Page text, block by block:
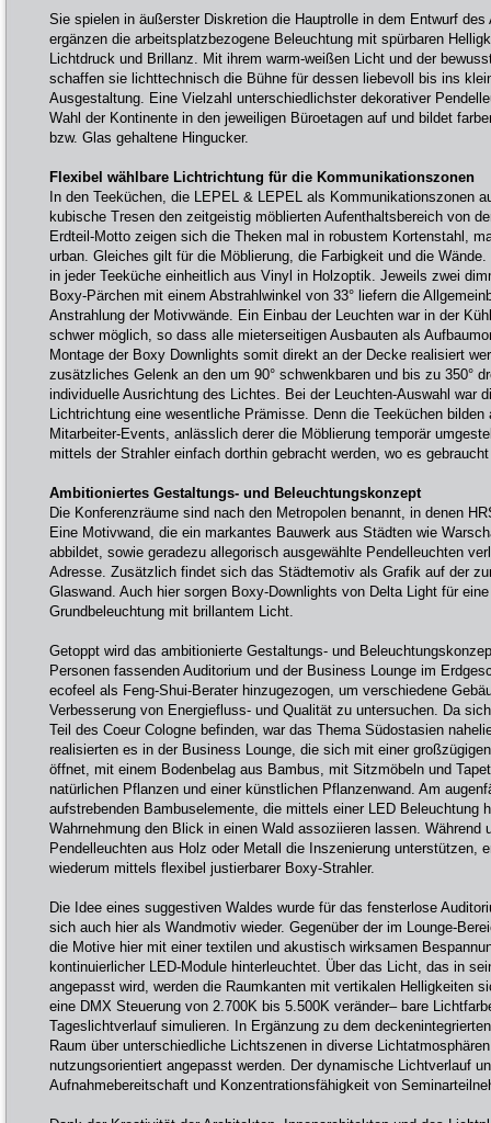
Sie spielen in äußerster Diskretion die Hauptrolle in dem Entwurf
ergänzen die arbeitsplatzbezogene Beleuchtung mit spürbaren
Lichtdruck und Brillanz. Mit ihrem warm-weißen Licht und der
schaffen sie lichttechnisch die Bühne für dessen liebevoll bis ins
Ausgestaltung. Eine Vielzahl unterschiedlichster dekorativer
Wahl der Kontinente in den jeweiligen Büroetagen auf und bildet
bzw. Glas gehaltene Hingucker.
Flexibel wählbare Lichtrichtung für die Kommunikationszonen
In den Teeküchen, die LEPEL & LEPEL als Kommunikationszonen
kubische Tresen den zeitgeistig möblierten Aufenthaltsbereich von
Erdteil-Motto zeigen sich die Theken mal in robustem Kortenstahl,
urban. Gleiches gilt für die Möblierung, die Farbigkeit und die
in jeder Teeküche einheitlich aus Vinyl in Holzoptik. Jeweils zwei
Boxy-Pärchen mit einem Abstrahlwinkel von 33° liefern die
Anstrahlung der Motivwände. Ein Einbau der Leuchten war in der
schwer möglich, so dass alle mieterseitigen Ausbauten als
Montage der Boxy Downlights somit direkt an der Decke realisiert
zusätzliches Gelenk an den um 90° schwenkbaren und bis zu 350°
individuelle Ausrichtung des Lichtes. Bei der Leuchten-Auswahl war
Lichtrichtung eine wesentliche Prämisse. Denn die Teeküchen
Mitarbeiter-Events, anlässlich derer die Möblierung temporär
mittels der Strahler einfach dorthin gebracht werden, wo es
Ambitioniertes Gestaltungs- und Beleuchtungskonzept
Die Konferenzräume sind nach den Metropolen benannt, in denen
Eine Motivwand, die ein markantes Bauwerk aus Städten wie
abbildet, sowie geradezu allegorisch ausgewählte Pendelleuchten
Adresse. Zusätzlich findet sich das Städtemotiv als Grafik auf der
Glaswand. Auch hier sorgen Boxy-Downlights von Delta Light für
Grundbeleuchtung mit brillantem Licht.
Getoppt wird das ambitionierte Gestaltungs- und
Personen fassenden Auditorium und der Business Lounge im
ecofeel als Feng-Shui-Berater hinzugezogen, um verschiedene
Verbesserung von Energiefluss- und Qualität zu untersuchen. Da
Teil des Coeur Cologne befinden, war das Thema Südostasien
realisierten es in der Business Lounge, die sich mit einer
öffnet, mit einem Bodenbelag aus Bambus, mit Sitzmöbeln und
natürlichen Pflanzen und einer künstlichen Pflanzenwand. Am
aufstrebenden Bambuselemente, die mittels einer LED Beleuchtung
Wahrnehmung den Blick in einen Wald assoziieren lassen. Während
Pendelleuchten aus Holz oder Metall die Inszenierung unterstützen,
wiederum mittels flexibel justierbarer Boxy-Strahler.
Die Idee eines suggestiven Waldes wurde für das fensterlose
sich auch hier als Wandmotiv wieder. Gegenüber der im Lounge-
die Motive hier mit einer textilen und akustisch wirksamen
kontinuierlicher LED-Module hinterleuchtet. Über das Licht, das in
angepasst wird, werden die Raumkanten mit vertikalen Helligkeiten
eine DMX Steuerung von 2.700K bis 5.500K veränder– bare
Tageslichtverlauf simulieren. In Ergänzung zu dem
Raum über unterschiedliche Lichtszenen in diverse
nutzungsorientiert angepasst werden. Der dynamische Lichtverlauf
Aufnahmebereitschaft und Konzentrationsfähigkeit von